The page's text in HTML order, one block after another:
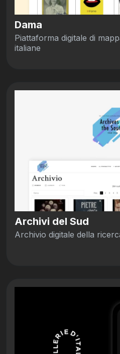
Dama
Piattaforma digitale di
italiane
Archivi del Sud
Archivio digitale della